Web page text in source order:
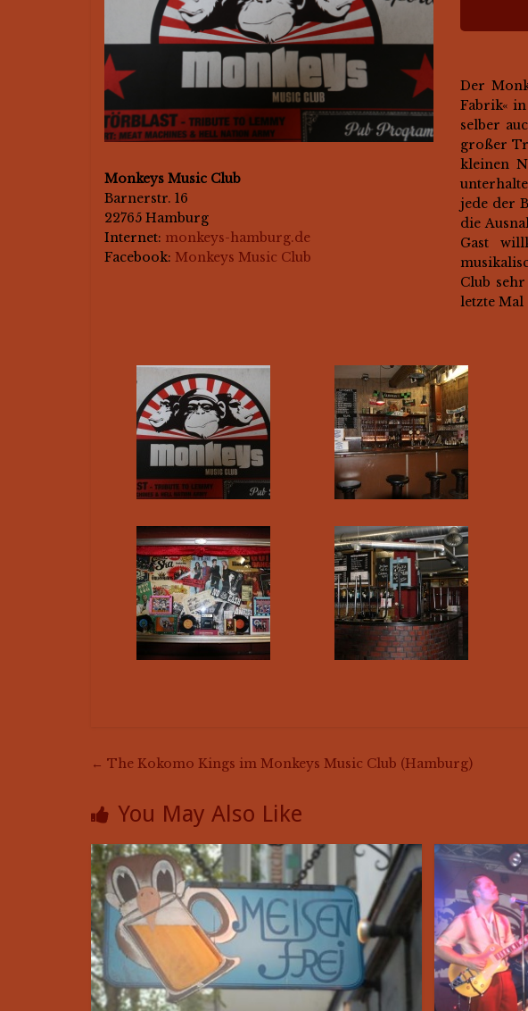
Monkeys Music Club
Barnerstr. 16
22765 Hamburg
Internet: monkeys-hamburg.de
Facebook: Monkeys Music Club
Der
Fabrik«
selber
großer
kleinen
jede der
die
Gast
Club
letzte Mal
← The Kokomo Kings im Monkeys Music Club (Hamburg)
You May Also Like